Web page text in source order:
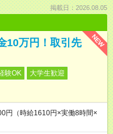
掲載日：2026.08.05
NEW
10万円！取引先
験OK
大学生歓迎
（時給1610円×実働8時間×